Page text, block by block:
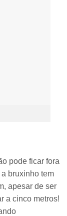
pode ficar fora
a bruxinho tem
apesar de ser
a cinco metros!